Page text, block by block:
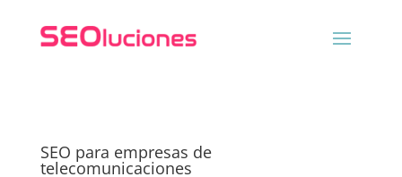
SEO para empresas de
telecomunicaciones